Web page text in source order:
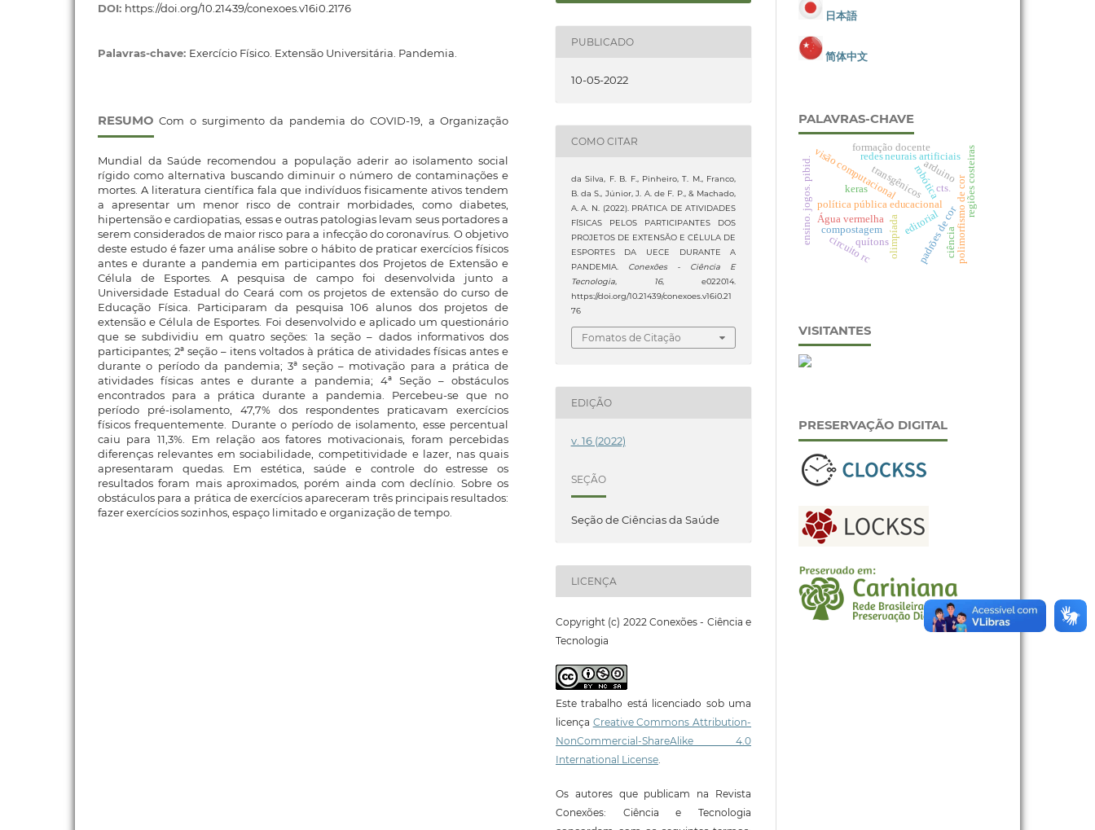
DOI: https://doi.org/10.21439/conexoes.v16i0.2176
Palavras-chave: Exercício Físico. Extensão Universitária. Pandemia.
RESUMO Com o surgimento da pandemia do COVID-19, a Organização
Mundial da Saúde recomendou a população aderir ao isolamento social
rígido como alternativa buscando diminuir o número de contaminações e
mortes. A literatura científica fala que indivíduos fisicamente ativos tendem
a apresentar um menor risco de contrair morbidades, como diabetes,
hipertensão e cardiopatias, essas e outras patologias levam seus portadores a
serem considerados de maior risco para a infecção do coronavírus. O objetivo
deste estudo é fazer uma análise sobre o hábito de praticar exercícios físicos
antes e durante a pandemia em participantes dos Projetos de Extensão e
Célula de Esportes. A pesquisa de campo foi desenvolvida junto a
Universidade Estadual do Ceará com os projetos de extensão do curso de
Educação Física. Participaram da pesquisa 106 alunos dos projetos de
extensão e Célula de Esportes. Foi desenvolvido e aplicado um questionário
que se subdividiu em quatro seções: 1a seção – dados informativos dos
participantes; 2ª seção – itens voltados à prática de atividades físicas antes e
durante o período da pandemia; 3ª seção – motivação para a prática de
atividades físicas antes e durante a pandemia; 4ª Seção – obstáculos
encontrados para a prática durante a pandemia. Percebeu-se que no
período pré-isolamento, 47,7% dos respondentes praticavam exercícios
físicos frequentemente. Durante o período de isolamento, esse percentual
caiu para 11,3%. Em relação aos fatores motivacionais, foram percebidas
diferenças relevantes em sociabilidade, competitividade e lazer, nas quais
apresentaram quedas. Em estética, saúde e controle do estresse os
resultados foram mais aproximados, porém ainda com declínio. Sobre os
obstáculos para a prática de exercícios apareceram três principais resultados:
fazer exercícios sozinhos, espaço limitado e organização de tempo.
PUBLICADO
10-05-2022
COMO CITAR
da Silva, F. B. F., Pinheiro, T. M., Franco,
B. da S., Júnior, J. A. de F. P., & Machado,
A. A. N. (2022). PRÁTICA DE ATIVIDADES
FÍSICAS PELOS PARTICIPANTES DOS
PROJETOS DE EXTENSÃO E CÉLULA DE
ESPORTES DA UECE DURANTE A
PANDEMIA.
Conexões - Ciência E
Tecnologia, 16, e022014.
https://doi.org/10.21439/conexoes.v16i0.21
76
Fomatos de Citação
EDIÇÃO
v. 16 (2022)
SEÇÃO
Seção de Ciências da Saúde
LICENÇA
Copyright (c) 2022 Conexões - Ciência e
Tecnologia
Este trabalho está licenciado sob uma
licença Creative Commons Attribution-
NonCommercial-ShareAlike 4.0
International License.
Os autores que publicam na Revista
Conexões: Ciência e Tecnologia
日本語
简体中文
PALAVRAS-CHAVE
editorial
olimpíada
política pública educacional
padrões de corpolimorfismo de cor
quítons
regiões costeiras
robótica
redes neurais artificiais
visão computacional
keras
formação docente
transgênicos cts.
Água vermelha
compostagem
ensino. jogos. pibid. ciência
arduino
circuito rc
VISITANTES
PRESERVAÇÃO DIGITAL